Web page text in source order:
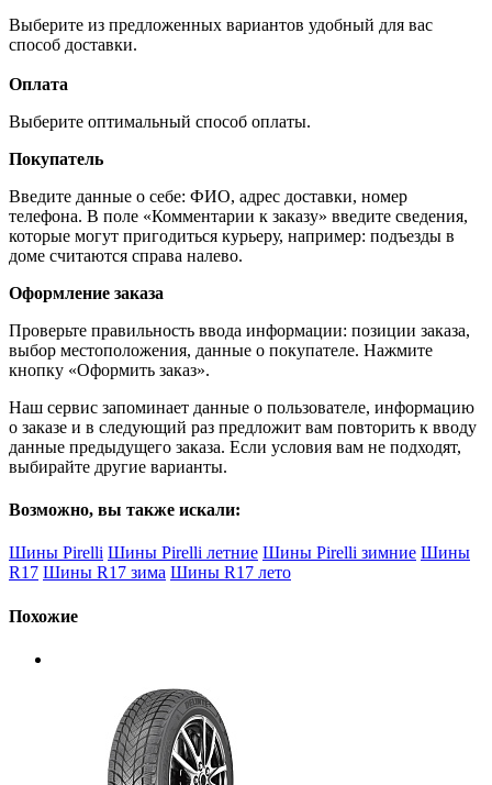
Выберите из предложенных вариантов удобный для вас
способ доставки.
Оплата
Выберите оптимальный способ оплаты.
Покупатель
Введите данные о себе: ФИО, адрес доставки, номер
телефона. В поле «Комментарии к заказу» введите сведения,
которые могут пригодиться курьеру, например: подъезды в
доме считаются справа налево.
Оформление заказа
Проверьте правильность ввода информации: позиции заказа,
выбор местоположения, данные о покупателе. Нажмите
кнопку «Оформить заказ».
Наш сервис запоминает данные о пользователе, информацию
о заказе и в следующий раз предложит вам повторить к вводу
данные предыдущего заказа. Если условия вам не подходят,
выбирайте другие варианты.
Возможно, вы также искали:
Шины Pirelli Шины Pirelli летние Шины Pirelli зимние Шины
R17 Шины R17 зима Шины R17 лето
Похожие